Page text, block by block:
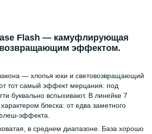
Flash — камуфлирующая
эффектом.
— хлопья юки и световозвращающий
тот самый эффект мерцания: под
буквально вспыхивают. В линейке 7
блеска: от едва заметного
эффекта.
в среднем диапазоне. База хорошо